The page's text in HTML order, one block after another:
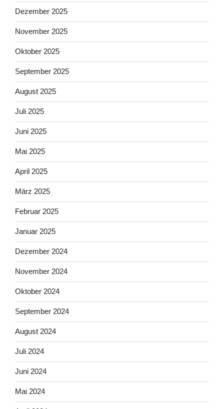
Dezember 2025
November 2025
Oktober 2025
September 2025
August 2025
Juli 2025
Juni 2025
Mai 2025
April 2025
März 2025
Februar 2025
Januar 2025
Dezember 2024
November 2024
Oktober 2024
September 2024
August 2024
Juli 2024
Juni 2024
Mai 2024